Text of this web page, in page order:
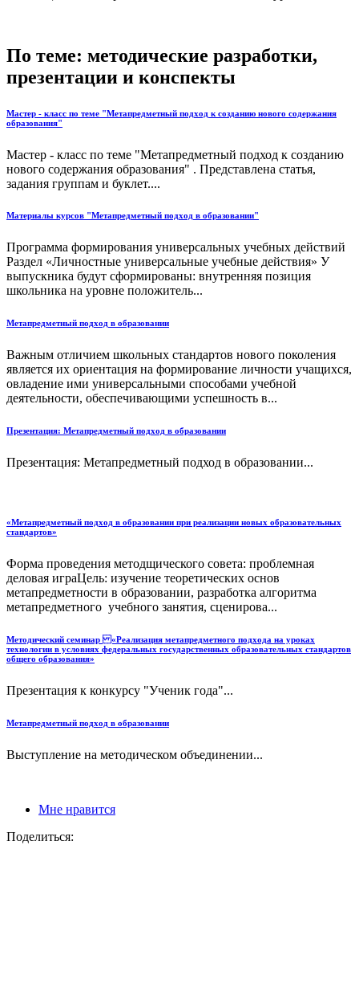
По теме: методические разработки,
презентации и конспекты
Мастер - класс по теме "Метапредметный подход к созданию нового содержания
образования"
Мастер - класс по теме "Метапредметный подход к созданию
нового содержания образования" . Представлена статья,
задания группам и буклет....
Материалы курсов "Метапредметный подход в образовании"
Программа формирования универсальных учебных действий
Раздел «Личностные универсальные учебные действия» У
выпускника будут сформированы: внутренняя позиция
школьника на уровне положитель...
Метапредметный подход в образовании
Важным отличием школьных стандартов нового поколения
является их ориентация на формирование личности учащихся,
овладение ими универсальными способами учебной
деятельности, обеспечивающими успешность в...
Презентация: Метапредметный подход в образовании
Презентация: Метапредметный подход в образовании...
«Метапредметный подход в образовании при реализации новых образовательных
стандартов»
Форма проведения методщического совета: проблемная
деловая играЦель: изучение теоретических основ
метапредметности в образовании, разработка алгоритма
метапредметного учебного занятия, сценирова...
Методический семинар «Реализация метапредметного подхода на уроках
технологии в условиях федеральных государственных образовательных стандартов
общего образования»
Презентация к конкурсу "Ученик года"...
Метапредметный подход в образовании
Выступление на методическом объединении...
Мне нравится
Поделиться: